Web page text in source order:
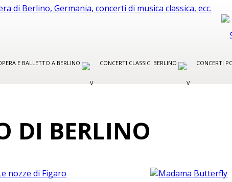
E BALLETTO A BERLINO CONCERTI CLASSICI BERLINO CONCERTI
DI BERLINO